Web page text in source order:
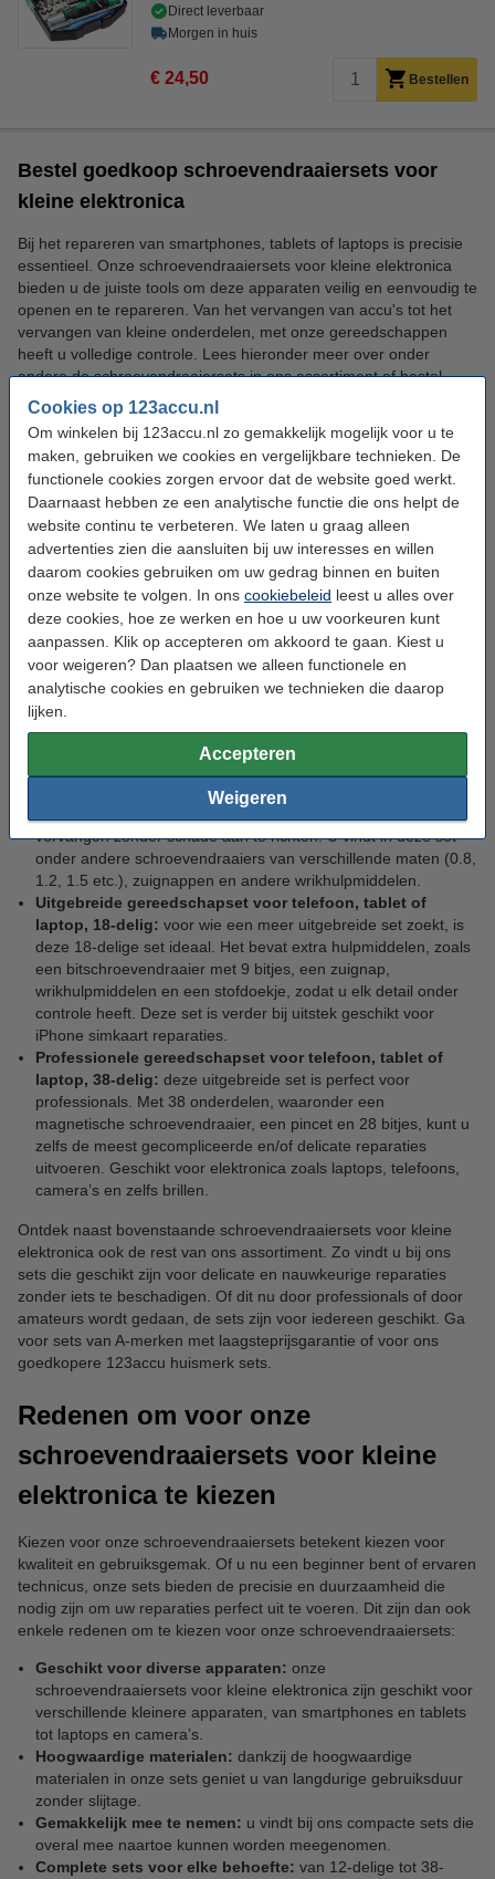
Cookies op 123accu.nl
Om winkelen bij 123accu.nl zo gemakkelijk mogelijk voor u te
maken, gebruiken we cookies en vergelijkbare technieken. De
functionele cookies zorgen ervoor dat de website goed werkt.
Daarnaast hebben ze een analytische functie die ons helpt de
website continu te verbeteren. We laten u graag alleen
advertenties zien die aansluiten bij uw interesses en willen
daarom cookies gebruiken om uw gedrag binnen en buiten
onze website te volgen. In ons cookiebeleid leest u alles over
deze cookies, hoe ze werken en hoe u uw voorkeuren kunt
aanpassen. Klik op accepteren om akkoord te gaan. Kiest u
voor weigeren? Dan plaatsen we alleen functionele en
analytische cookies en gebruiken we technieken die daarop
lijken.
Accepteren
Weigeren
Direct leverbaar
Morgen in huis
€ 24,50 Bestellen
Bestel goedkoop schroevendraaiersets voor
kleine elektronica
Bij het repareren van smartphones, tablets of laptops is precisie
essentieel. Onze schroevendraaiersets voor kleine elektronica
bieden u de juiste tools om deze apparaten veilig en eenvoudig te
openen en te repareren. Van het vervangen van accu's tot het
vervangen van kleine onderdelen, met onze gereedschappen
heeft u volledige controle. Lees hieronder meer over onder
andere de schroevendraaiersets in ons assortiment of bestel
hierboven direct de set die u zoekt.
Uitgebreide keuze aan
schroevendraaiersets voor kleine
elektronica
Op deze pagina vindt u een breed scala aan
schroevendraaiersets, van compacte basissets tot uitgebreide
gereedschapssets met alle tools die u nodig heeft om kleine
elektronica veilig en efficiënt te repareren. Zo vindt u voor elke
reparatieklus wel een geschikte set. Hieronder staan enkele van
onze populaire sets:
Basis gereedschapset voor telefoon, tablet of laptop, 12-
deze 12-delige set van ons 123accu huismerk bevat alle
smartphones, tablets en laptops. De kleine schroevendraaiers
vervangen zonder schade aan te richten. U vindt in deze set
onder andere schroevendraaiers van verschillende maten (0.8,
1.2, 1.5 etc.), zuignappen en andere wrikhulpmiddelen.
Uitgebreide gereedschapset voor telefoon, tablet of
laptop, 18-delig: voor wie een meer uitgebreide set zoekt, is
deze 18-delige set ideaal. Het bevat extra hulpmiddelen, zoals
een bitschroevendraaier met 9 bitjes, een zuignap,
wrikhulpmiddelen en een stofdoekje, zodat u elk detail onder
controle heeft. Deze set is verder bij uitstek geschikt voor
iPhone simkaart reparaties.
Professionele gereedschapset voor telefoon, tablet of
laptop, 38-delig: deze uitgebreide set is perfect voor
professionals. Met 38 onderdelen, waaronder een
magnetische schroevendraaier, een pincet en 28 bitjes, kunt u
zelfs de meest gecompliceerde en/of delicate reparaties
uitvoeren. Geschikt voor elektronica zoals laptops, telefoons,
camera’s en zelfs brillen.
Ontdek naast bovenstaande schroevendraaiersets voor kleine
elektronica ook de rest van ons assortiment. Zo vindt u bij ons
sets die geschikt zijn voor delicate en nauwkeurige reparaties
zonder iets te beschadigen. Of dit nu door professionals of door
amateurs wordt gedaan, de sets zijn voor iedereen geschikt. Ga
voor sets van A-merken met laagsteprijsgarantie of voor ons
goedkopere 123accu huismerk sets.
Redenen om voor onze
schroevendraaiersets voor kleine
elektronica te kiezen
Kiezen voor onze schroevendraaiersets betekent kiezen voor
kwaliteit en gebruiksgemak. Of u nu een beginner bent of ervaren
technicus, onze sets bieden de precisie en duurzaamheid die
nodig zijn om uw reparaties perfect uit te voeren. Dit zijn dan ook
enkele redenen om te kiezen voor onze schroevendraaiersets:
Geschikt voor diverse apparaten: onze
schroevendraaiersets voor kleine elektronica zijn geschikt voor
verschillende kleinere apparaten, van smartphones en tablets
tot laptops en camera’s.
Hoogwaardige materialen: dankzij de hoogwaardige
materialen in onze sets geniet u van langdurige gebruiksduur
zonder slijtage.
Gemakkelijk mee te nemen: u vindt bij ons compacte sets die
overal mee naartoe kunnen worden meegenomen.
Complete sets voor elke behoefte: van 12-delige tot 38-